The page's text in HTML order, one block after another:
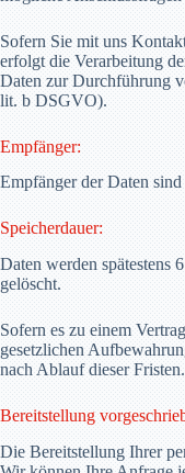
Sofern Sie mit uns
erfolgt die Verarbeitung
Daten zur Durchführung
lit. b DSGVO).
Empfänger:
Empfänger der Daten
Speicherdauer:
Daten werden spätestens
gelöscht.
Sofern es zu einem
gesetzlichen
nach Ablauf dieser Fristen.
Bereitstellung
Die Bereitstellung Ihrer